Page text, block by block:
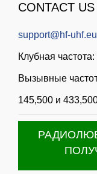
CONTACT US
support@hf-uhf.eu
Клубная
Вызывные
145,500 и